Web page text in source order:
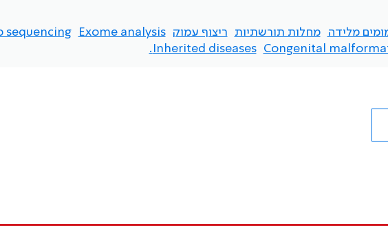
מלידה מחלות תורשתיות ריצוף עמוק Exome analysis
sequencing
Congenital
Inherited diseases.